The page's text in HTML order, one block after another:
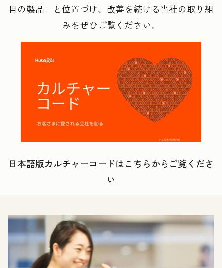
目の製品」と位置づけ、改善を続ける当社の取り組
みをぜひご覧ください。
日本語版カルチャーコードはこちらからご覧くださ
い